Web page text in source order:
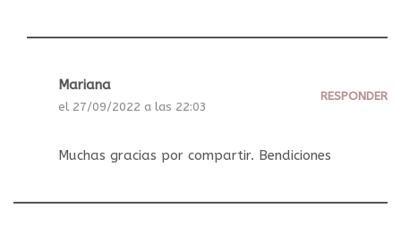
Mariana
el 27/09/2022 a las 22:03
RESPONDER
Muchas gracias por compartir. Bendiciones